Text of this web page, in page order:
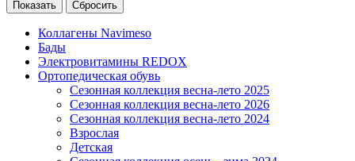
Сбросить
Коллагены Navimeso
Бады
Электровитамины REDOX
Ортопедическая обувь
Сезонная коллекция весна-лето 2025
Сезонная коллекция весна-лето 2026
Сезонная коллекция весна-лето 2024
Взрослая
Детская